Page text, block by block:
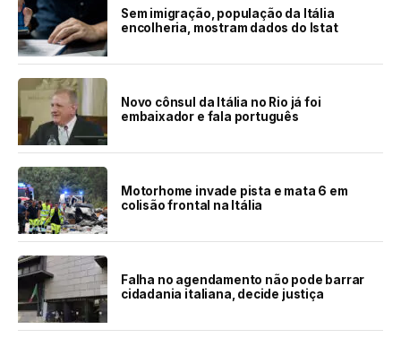
Sem imigração, população da Itália
encolheria, mostram dados do Istat
Novo cônsul da Itália no Rio já foi
embaixador e fala português
Motorhome invade pista e mata 6 em
colisão frontal na Itália
Falha no agendamento não pode barrar
cidadania italiana, decide justiça